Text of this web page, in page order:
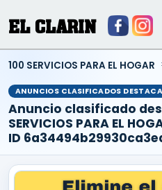
EL CLARIN
100 SERVICIOS PARA EL HOGAR
ANUNCIOS CLASIFICADOS
Anuncio clasificado
SERVICIOS PARA EL
ID